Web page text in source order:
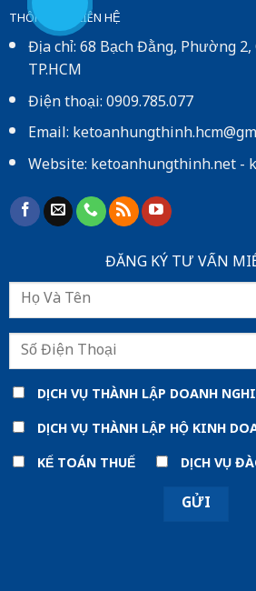
THÔNG TIN LIÊN HỆ
Địa chỉ: 68 Bạch Đằng, Phường
TP.HCM
Điện thoại: 0909.785.077
Email:
Website:ketoanhungthinh.net-
ĐĂNG KÝ TƯ VẤN
DỊCH VỤ THÀNH LẬP DOANH
DỊCH VỤ THÀNH LẬP HỘ KINH
KẾ TOÁN THUẾ
DỊCH VỤ